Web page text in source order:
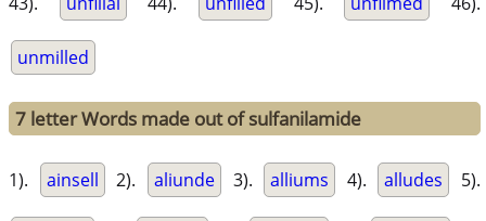
unmilled
7 letter Words made out of sulfanilamide
1). ainsell 2). aliunde 3). alliums 4). alludes 5).